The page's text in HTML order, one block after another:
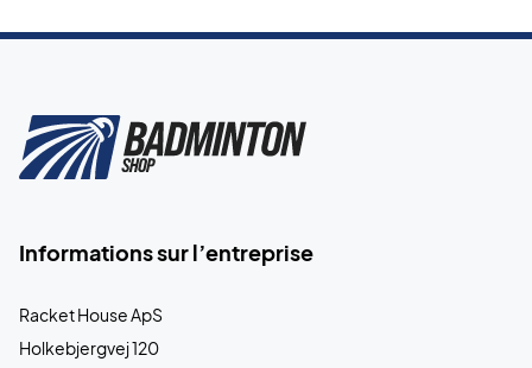
Informations sur l’entreprise
Racket House ApS
Holkebjergvej 120